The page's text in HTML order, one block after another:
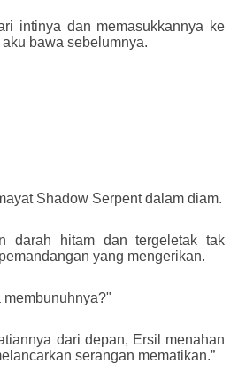
intinya dan memasukkannya ke
bawa sebelumnya.
Shadow Serpent dalam diam.
darah hitam dan tergeletak tak
yang mengerikan.
dari depan, Ersil menahan
serangan mematikan.”